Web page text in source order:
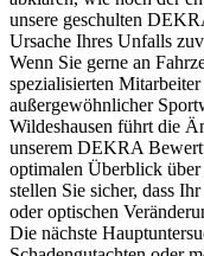
unsere geschulten
Ursache Ihres Unfalls
Wenn Sie gerne an
spezialisierten
außergewöhnlicher
Wildeshausen führt die
unserem DEKRA
optimalen Überblick
stellen Sie sicher, dass
oder optischen
Die nächste